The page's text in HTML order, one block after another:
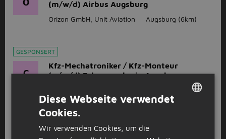
O
(m/w/d) Airbus Augsburg
Orizon GmbH, Unit Aviation Augsburg (6km)
GESPONSERT
C
Kfz-Mechatroniker / Kfz-Monteur
(w/m/d) Fahrzeugglas in Augsburg -
CARGLASS GmbH Augsburg (6km)
GESPONSERT
Diese Webseite verwendet
Cookies.
Wir verwenden Cookies, um die